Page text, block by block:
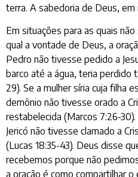
terra. A sabedoria de Deus,
Em situações para as quais
qual a vontade de Deus, a
Pedro não tivesse pedido a
barco até a água, teria perdido
29). Se a mulher síria cuja filha
demônio não tivesse orado a
restabelecida (Marcos 7:26-
Jericó não tivesse clamado a
(Lucas 18:35-43). Deus disse
recebemos porque não
a oração é como compartilhar